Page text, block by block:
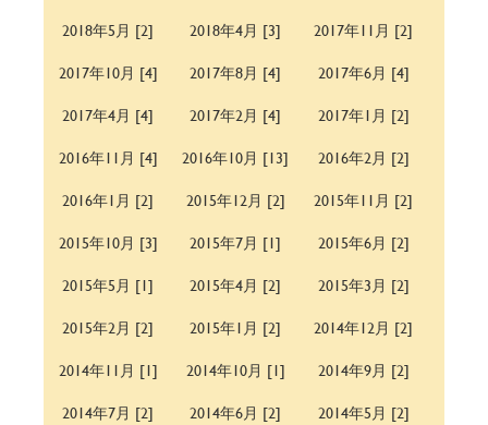
2018年5月 [2]
2018年4月 [3]
2017年11月 [2]
2017年10月 [4]
2017年8月 [4]
2017年6月 [4]
2017年4月 [4]
2017年2月 [4]
2017年1月 [2]
2016年11月 [4]
2016年10月 [13]
2016年2月 [2]
2016年1月 [2]
2015年12月 [2]
2015年11月 [2]
2015年10月 [3]
2015年7月 [1]
2015年6月 [2]
2015年5月 [1]
2015年4月 [2]
2015年3月 [2]
2015年2月 [2]
2015年1月 [2]
2014年12月 [2]
2014年11月 [1]
2014年10月 [1]
2014年9月 [2]
2014年7月 [2]
2014年6月 [2]
2014年5月 [2]